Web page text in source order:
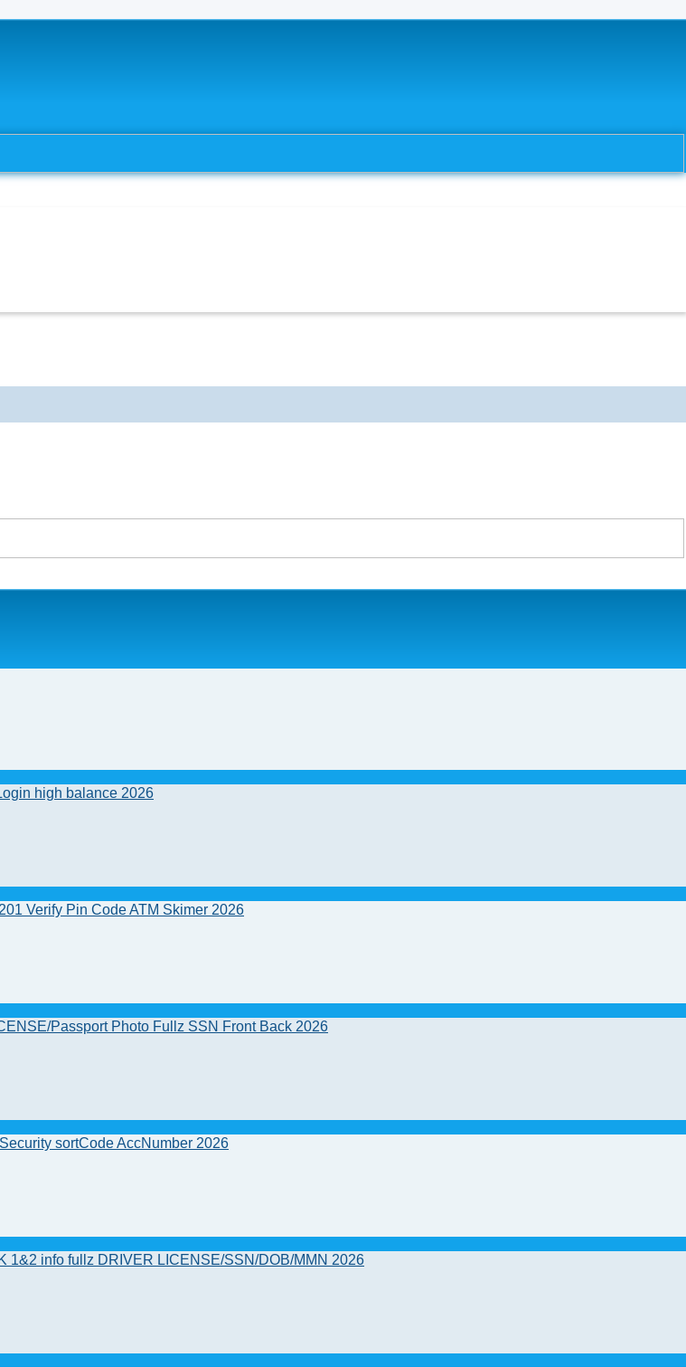
high balance 2026
Verify Pin Code ATM Skimer 2026
Passport Photo Fullz SSN Front Back 2026
sortCode AccNumber 2026
info fullz DRIVER LICENSE/SSN/DOB/MMN 2026